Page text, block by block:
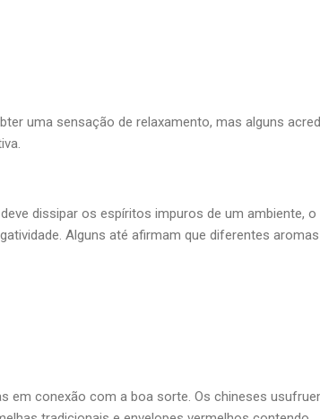
uma sensação de relaxamento, mas alguns
dissipar os espíritos impuros de um ambiente, o
Alguns até afirmam que diferentes aromas
em conexão com a boa sorte. Os chineses